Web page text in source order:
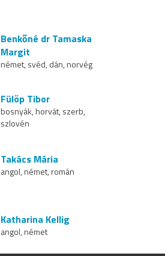
Benkőné dr Tamaska
Margit
német, svéd, dán, norvég
Fülöp Tibor
bosnyák, horvát, szerb,
szlovén
Takács Mária
angol, német, román
Katharina Kellig
angol, német